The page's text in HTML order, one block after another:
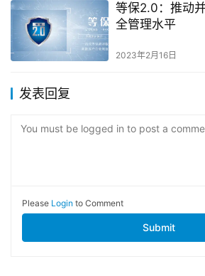
等保2.0：推动
全管理水平
2023年2月16日
发表回复
You must be logged in to post a
Please Login to Comment
Submit